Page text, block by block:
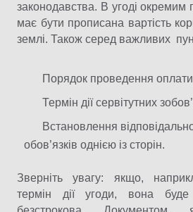
законодавства. В угоді окремим
має бути прописана вартість
землі. Також серед важливих
Порядок проведення оплати
Термін дії сервітутних
Встановлення
обов’язків однією із сторін.
Зверніть увагу: якщо,
термін дії угоди, вона буде